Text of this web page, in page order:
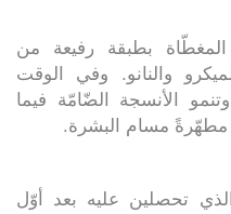
بطبقة رفيعة من
والنانو. وفي الوقت
الأنسجة الضّامّة فيما
مسام البشرة.
تحصلين عليه بعد أوّل